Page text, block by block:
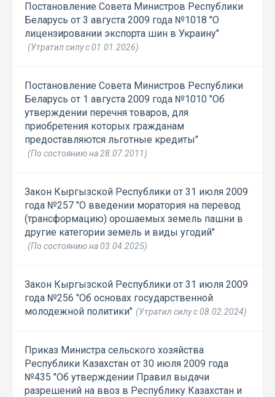
Постановление Совета Министров Республики
Беларусь от 3 августа 2009 года №1018 "О
лицензировании экспорта шин в Украину"
(Утратил силу с 01.01.2026)
Постановление Совета Министров Республики
Беларусь от 1 августа 2009 года №1010 "Об
утверждении перечня товаров, для
приобретения которых гражданам
предоставляются льготные кредиты"
(По состоянию на 28.07.2011)
Закон Кыргызской Республики от 31 июля 2009
года №257 "О введении моратория на перевод
(трансформацию) орошаемых земель пашни в
другие категории земель и виды угодий"
(По состоянию на 03.04.2025)
Закон Кыргызской Республики от 31 июля 2009
года №256 "Об основах государственной
молодежной политики" (Утратил силу с 08.02.2024)
Приказ Министра сельского хозяйства
Республики Казахстан от 30 июля 2009 года
№435 "Об утверждении Правил выдачи
разрешений на ввоз в Республику Казахстан и